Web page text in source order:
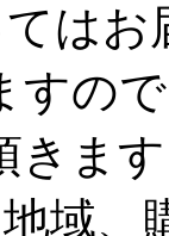
はお
すの
きま
域、